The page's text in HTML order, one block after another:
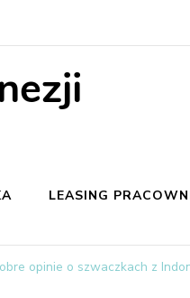
LEASING
opinie o szwaczkach z